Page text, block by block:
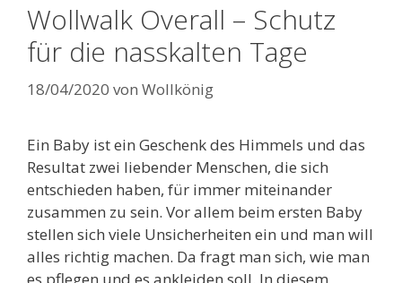
Wollwalk Overall – Schutz
für die nasskalten Tage
18/04/2020 von Wollkönig
Ein Baby ist ein Geschenk des Himmels und das
Resultat zwei liebender Menschen, die sich
entschieden haben, für immer miteinander
zusammen zu sein. Vor allem beim ersten Baby
stellen sich viele Unsicherheiten ein und man will
alles richtig machen. Da fragt man sich, wie man
es pflegen und es ankleiden soll. In diesem